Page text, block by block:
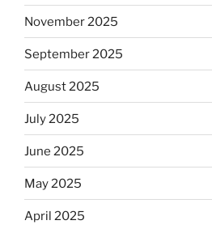
November 2025
September 2025
August 2025
July 2025
June 2025
May 2025
April 2025